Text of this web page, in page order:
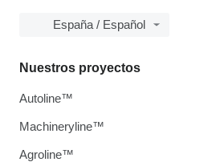
España / Español
Nuestros proyectos
Autoline™
Machineryline™
Agroline™